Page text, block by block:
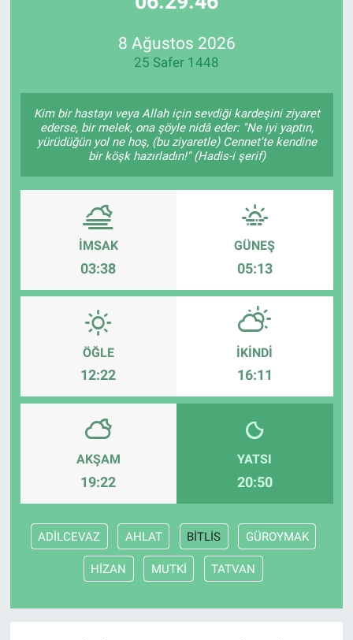
8 Ağustos 2026
25 Safer 1448
Kim bir hastayı veya Allah için sevdiği kardeşini ziyaret
ederse, bir melek, ona şöyle nidâ eder: "Ne iyi yaptın,
yürüdüğün yol ne hoş, (bu ziyaretle) Cennet'te kendine
bir köşk hazırladın!" (Hadis-i şerif)
İMSAK
03:38
GÜNEŞ
05:13
ÖĞLE
12:22
İKINDI
16:11
AKŞAM
19:22
YATSI
20:50
ADİLCEVAZ AHLAT BİTLİS GÜROYMAK
HİZAN MUTKİ TATVAN
Özel Haberler
Kadın
Erişim Bilgileri
Sağlık
Teknoloji
Ramazan